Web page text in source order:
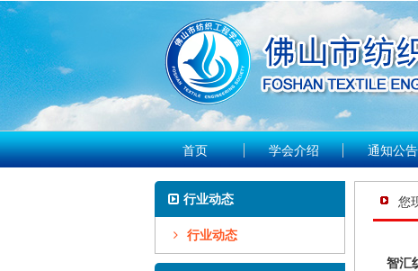
首页 学会介绍 通知公告
行业动态
行业动态
您
智汇